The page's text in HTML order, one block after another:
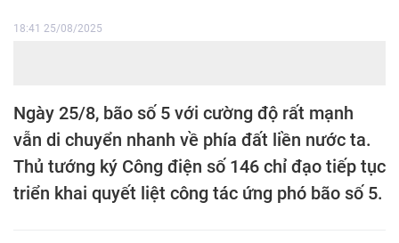
18:41 25/08/2025
Ngày 25/8, bão số 5 với cường độ rất mạnh
vẫn di chuyển nhanh về phía đất liền nước ta.
Thủ tướng ký Công điện số 146 chỉ đạo tiếp tục
triển khai quyết liệt công tác ứng phó bão số 5.